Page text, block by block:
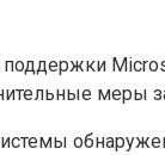
меры